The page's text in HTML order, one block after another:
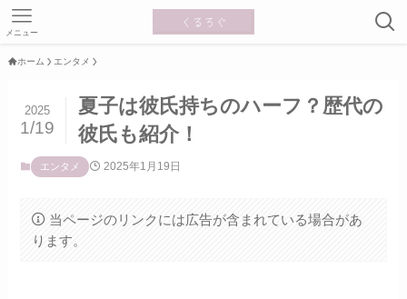
メニュー
ホーム エンタメ
夏子は彼氏持ちのハーフ？歴代の
彼氏も紹介！
2025
1/19
エンタメ 2025年1月19日
当ページのリンクには広告が含まれている場合があ
ります。